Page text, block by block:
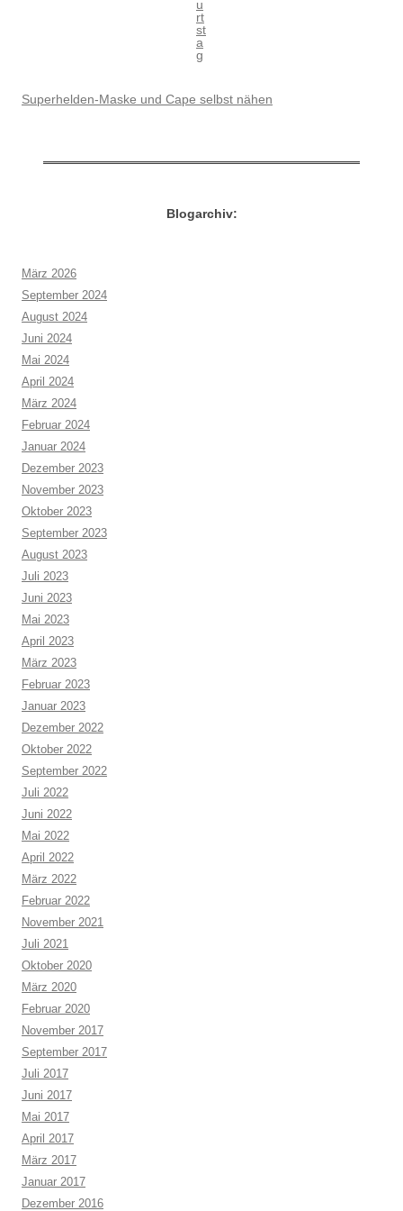
u
rt
st
a
g
Superhelden-Maske und Cape selbst nähen
Blogarchiv:
März 2026
September 2024
August 2024
Juni 2024
Mai 2024
April 2024
März 2024
Februar 2024
Januar 2024
Dezember 2023
November 2023
Oktober 2023
September 2023
August 2023
Juli 2023
Juni 2023
Mai 2023
April 2023
März 2023
Februar 2023
Januar 2023
Dezember 2022
Oktober 2022
September 2022
Juli 2022
Juni 2022
Mai 2022
April 2022
März 2022
Februar 2022
November 2021
Juli 2021
Oktober 2020
März 2020
Februar 2020
November 2017
September 2017
Juli 2017
Juni 2017
Mai 2017
April 2017
März 2017
Januar 2017
Dezember 2016